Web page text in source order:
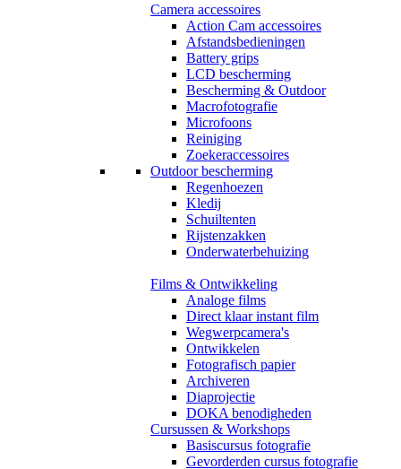
Camera accessoires
Action Cam accessoires
Afstandsbedieningen
Battery grips
LCD bescherming
Bescherming & Outdoor
Macrofotografie
Microfoons
Reiniging
Zoekeraccessoires
Outdoor bescherming
Regenhoezen
Kledij
Schuiltenten
Rijstenzakken
Onderwaterbehuizing
Films & Ontwikkeling
Analoge films
Direct klaar instant film
Wegwerpcamera's
Ontwikkelen
Fotografisch papier
Archiveren
Diaprojectie
DOKA benodigheden
Cursussen & Workshops
Basiscursus fotografie
Gevorderden cursus fotografie